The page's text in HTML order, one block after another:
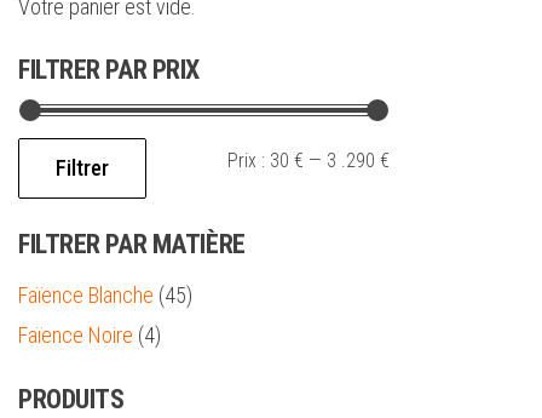
Votre panier est vide.
FILTRER PAR PRIX
Filtrer Prix : 30 € — 3 .290 €
FILTRER PAR MATIÈRE
Faïence Blanche (45)
Faïence Noire (4)
PRODUITS